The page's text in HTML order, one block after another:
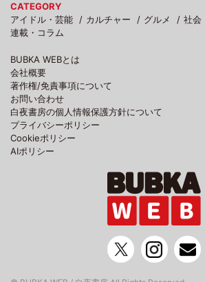
CATEGORY
アイドル・芸能
カルチャー グルメ 社会
連載・コラム
BUBKA WEBとは
会社概要
著作権/免責事項について
お問い合わせ
白夜書房の個人情報保護方針について
プライバシーポリシー
Cookieポリシー
AIポリシー